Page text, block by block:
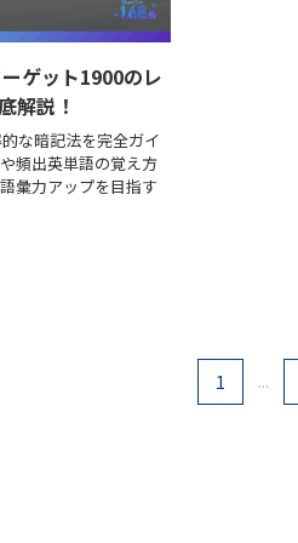
ゲット1900のレ
解説！
な暗記法を完全ガイ
頻出英単語の覚え方
彙力アップを目指す
1 ...